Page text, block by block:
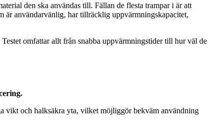
den ska användas till. Fällan de flesta trampar i är att
är användarvänlig, har tillräcklig uppvärmningskapacitet,
omfattar allt från snabba uppvärmningstider till hur väl de
vikt och halksäkra yta, vilket möjliggör bekväm användning